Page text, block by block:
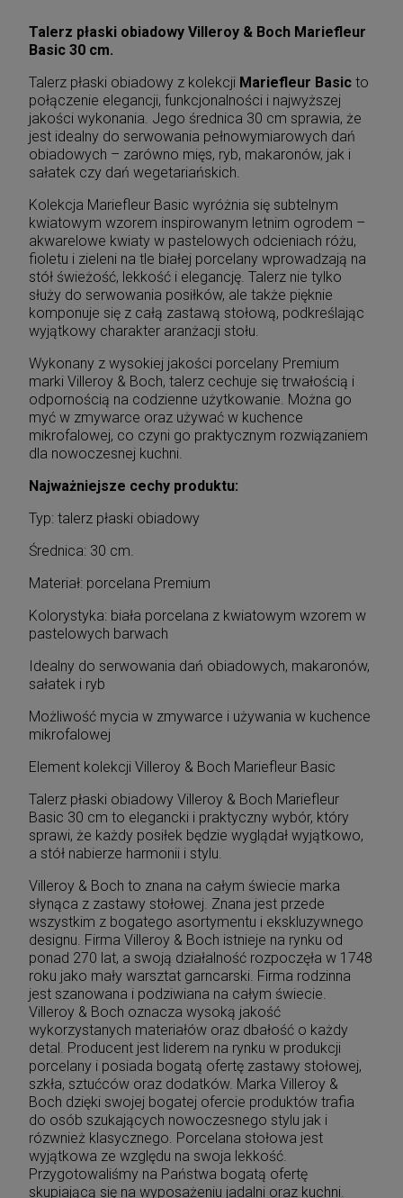
Talerz płaski obiadowy Villeroy & Boch Mariefleur
Basic 30 cm.
Talerz płaski obiadowy z kolekcji Mariefleur Basic to
połączenie elegancji, funkcjonalności i najwyższej
jakości wykonania. Jego średnica 30 cm sprawia, że
jest idealny do serwowania pełnowymiarowych dań
obiadowych – zarówno mięs, ryb, makaronów, jak i
sałatek czy dań wegetariańskich.
Kolekcja Mariefleur Basic wyróżnia się subtelnym
kwiatowym wzorem inspirowanym letnim ogrodem –
akwarelowe kwiaty w pastelowych odcieniach różu,
fioletu i zieleni na tle białej porcelany wprowadzają na
stół świeżość, lekkość i elegancję. Talerz nie tylko
służy do serwowania posiłków, ale także pięknie
komponuje się z całą zastawą stołową, podkreślając
wyjątkowy charakter aranżacji stołu.
Wykonany z wysokiej jakości porcelany Premium
marki Villeroy & Boch, talerz cechuje się trwałością i
odpornością na codzienne użytkowanie. Można go
myć w zmywarce oraz używać w kuchence
mikrofalowej, co czyni go praktycznym rozwiązaniem
dla nowoczesnej kuchni.
Najważniejsze cechy produktu:
Typ: talerz płaski obiadowy
Średnica: 30 cm.
Materiał: porcelana Premium
Kolorystyka: biała porcelana z kwiatowym wzorem w
pastelowych barwach
Idealny do serwowania dań obiadowych, makaronów,
sałatek i ryb
Możliwość mycia w zmywarce i używania w kuchence
mikrofalowej
Element kolekcji Villeroy & Boch Mariefleur Basic
Talerz płaski obiadowy Villeroy & Boch Mariefleur
Basic 30 cm to elegancki i praktyczny wybór, który
sprawi, że każdy posiłek będzie wyglądał wyjątkowo,
a stół nabierze harmonii i stylu.
Villeroy & Boch to znana na całym świecie marka
słynąca z zastawy stołowej. Znana jest przede
wszystkim z bogatego asortymentu i ekskluzywnego
designu. Firma Villeroy & Boch istnieje na rynku od
ponad 270 lat, a swoją działalność rozpoczęła w 1748
roku jako mały warsztat garncarski. Firma rodzinna
jest szanowana i podziwiana na całym świecie.
Villeroy & Boch oznacza wysoką jakość
wykorzystanych materiałów oraz dbałość o każdy
detal. Producent jest liderem na rynku w produkcji
porcelany i posiada bogatą ofertę zastawy stołowej,
szkła, sztućców oraz dodatków. Marka Villeroy &
Boch dzięki swojej bogatej ofercie produktów trafia
do osób szukających nowoczesnego stylu jak i
rózwnież klasycznego. Porcelana stołowa jest
wyjątkowa ze względu na swoja lekkość.
Przygotowaliśmy na Państwa bogatą ofertę
skupiającą się na wyposażeniu jadalni oraz kuchni.